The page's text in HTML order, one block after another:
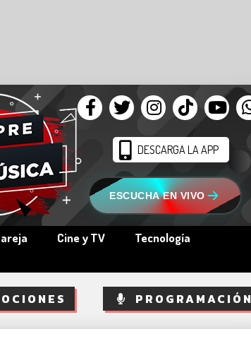
DESCARGA LA APP
ESCUCHA EN VIVO
Cine y TV
Tecnología
PROGRAMACIÓN